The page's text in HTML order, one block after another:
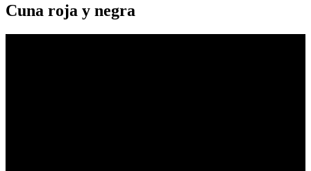
Cuna roja y negra